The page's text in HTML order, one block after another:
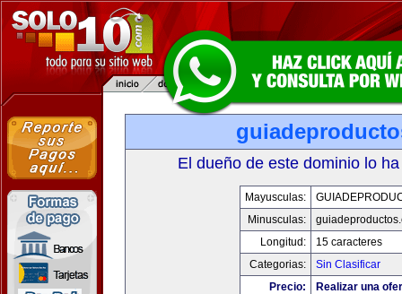
El dueño de este dominio lo
Mayusculas:
Minusculas:
Longitud:
15 caracteres
Categorias:
Sin Clasificar
Precio:
Realizar una